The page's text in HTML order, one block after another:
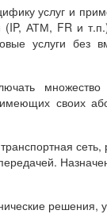
услуг и
(IP, АТМ, FR и
услуги без
своих